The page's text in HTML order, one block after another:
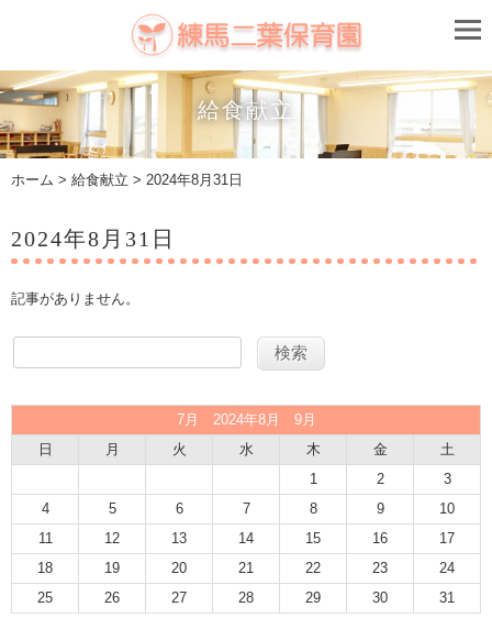
給食献立
ホーム > 給食献立 > 2024年8月31日
2024年8月31日
記事がありません。
7月 2024年8月 9月
日
月 火 水 木 金
土
1
2
3
4
5 6 7 8 9
10
11
12 13 14 15 16
17
18
19 20 21 22 23
24
25
26 27 28 29 30 31